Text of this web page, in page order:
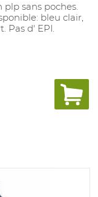
sans poches.
bleu clair,
Pas d' EPI.